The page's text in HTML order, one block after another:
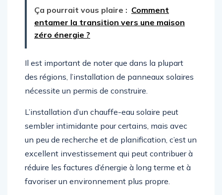
Ça pourrait vous plaire : Comment
entamer la transition vers une maison
zéro énergie ?
Il est important de noter que dans la plupart
des régions, l’installation de panneaux solaires
nécessite un permis de construire.
L’installation d’un chauffe-eau solaire peut
sembler intimidante pour certains, mais avec
un peu de recherche et de planification, c’est un
excellent investissement qui peut contribuer à
réduire les factures d’énergie à long terme et à
favoriser un environnement plus propre.